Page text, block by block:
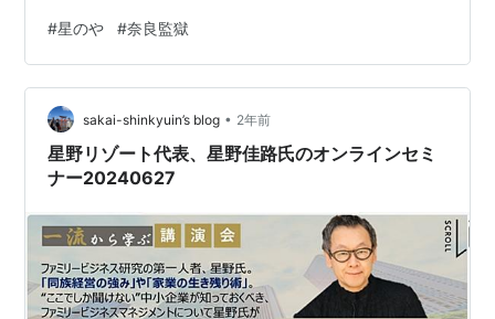
文化財「旧奈良監獄」を活用した高級ホテル「星のや 奈
良監獄」だ。明治政府が建設し、「五大監獄」の一つと
して知られてきた建物が、そのまま宿泊の舞台になる。
開業日は2026年6月25日。客室は48室で、すべてスイー
トルーム。独居房をつなぎ合わせて一室にした客室構成
も特徴…
#星のや #奈良監獄
sakai-shinkyuin’s blog • 2年前
星野リゾート代表、星野佳路氏のオンラインセミ
ナー20240627